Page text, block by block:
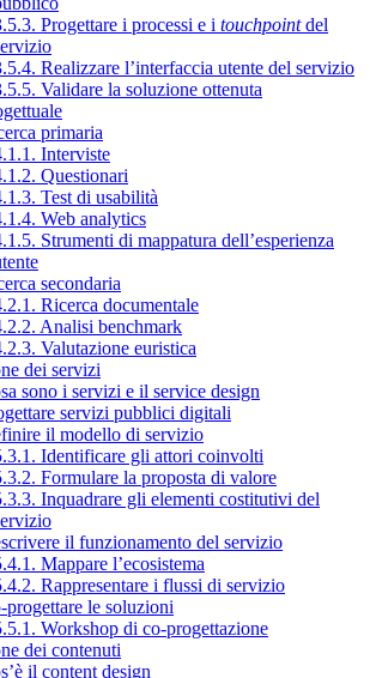
Progettare i processi e i touchpointdel
Realizzare l’interfaccia utente del servizio
Validare la soluzione ottenuta
primaria
Interviste
Questionari
Test di usabilità
Web analytics
Strumenti di mappatura dell’esperienza
secondaria
Ricerca documentale
Analisi benchmark
Valutazione euristica
dei servizi
sono i servizi e il service design
servizi pubblici digitali
il modello di servizio
Identificare gli attori coinvolti
Formulare la proposta di valore
Inquadrare gli elementi costitutivi del
il funzionamento del servizio
Mappare l’ecosistema
Rappresentare i flussi di servizio
progettare le soluzioni
Workshop di co-progettazione
dei contenuti
il content design